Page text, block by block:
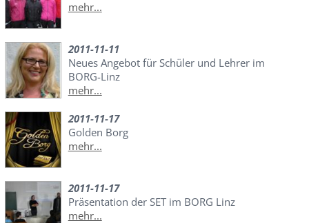
mehr...
2011-11-11
Neues Angebot für Schüler und Lehrer im
BORG-Linz
mehr...
2011-11-17
Golden Borg
mehr...
2011-11-17
Präsentation der SET im BORG Linz
mehr...